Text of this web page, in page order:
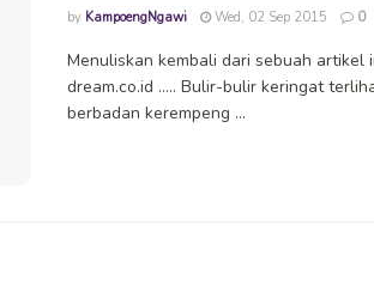
by KampoengNgawi Wed, 02 Sep 2015 0
Menuliskan kembali dari sebuah artikel
dream.co.id ..... Bulir-bulir keringat
berbadan kerempeng ...